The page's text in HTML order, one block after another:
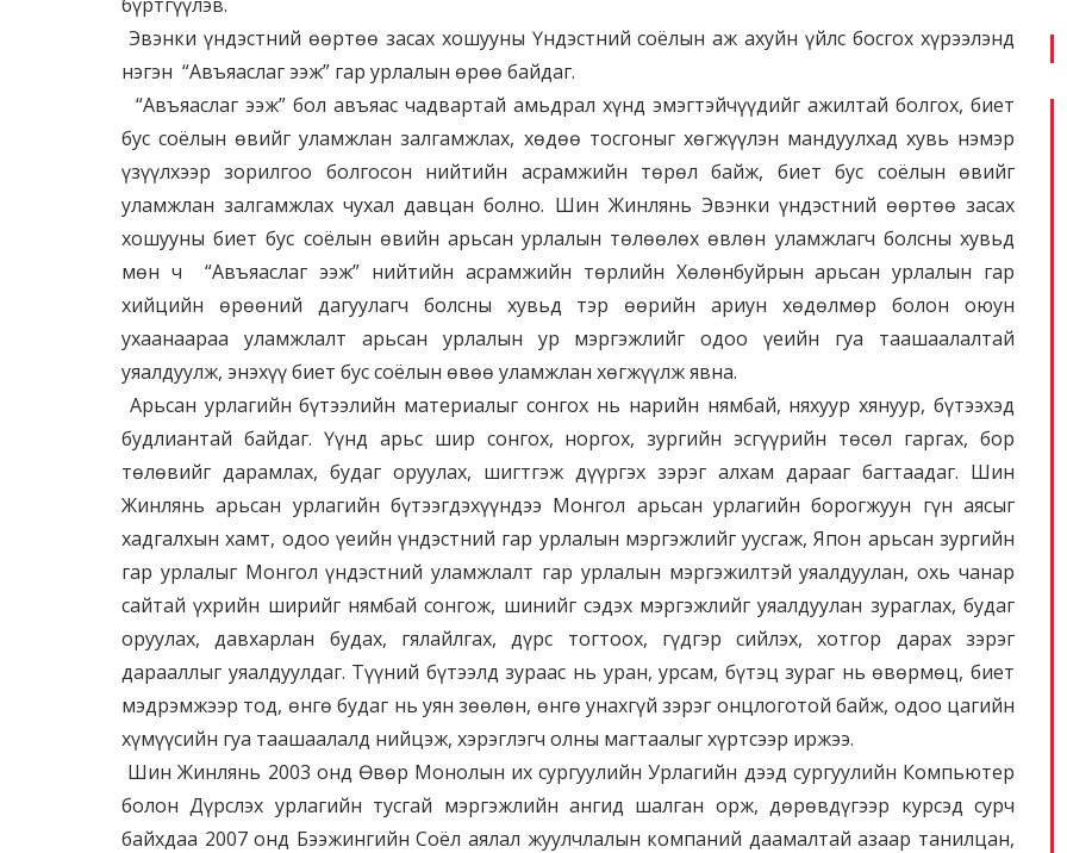
Эвэнки үндэстний өөртөө засах хошууны Үндэстний соёлын аж ахуйн үйлс босгох хүрээлэнд
нэгэн “Авъяаслаг ээж” гар урлалын өрөө байдаг.
“Авъяаслаг ээж” бол авъяас чадвартай амьдрал хүнд эмэгтэйчүүдийг ажилтай болгох, биет
бус соёлын өвийг уламжлан залгамжлах, хөдөө тосгоныг хөгжүүлэн мандуулхад хувь нэмэр
үзүүлхээр зорилгоо болгосон нийтийн асрамжийн төрөл байж, биет бус соёлын өвийг
уламжлан залгамжлах чухал давцан болно. Шин Жинлянь Эвэнки үндэстний өөртөө засах
хошууны биет бус соёлын өвийн арьсан урлалын төлөөлөх өвлөн уламжлагч болсны хувьд
мөн ч “Авъяаслаг ээж” нийтийн асрамжийн төрлийн Хөлөнбуйрын арьсан урлалын гар
хийцийн өрөөний дагуулагч болсны хувьд тэр өөрийн ариун хөдөлмөр болон оюун
ухаанаараа уламжлалт арьсан урлалын ур мэргэжлийг одоо үеийн гуа таашаалалтай
уяалдуулж, энэхүү биет бус соёлын өвөө уламжлан хөгжүүлж явна.
Арьсан урлагийн бүтээлийн материалыг сонгох нь нарийн нямбай, няхуур хянуур, бүтээхэд
будлиантай байдаг. Үүнд арьс шир сонгох, норгох, зургийн эсгүүрийн төсөл гаргах, бор
төлөвийг дарамлах, будаг оруулах, шигтгэж дүүргэх зэрэг алхам дарааг багтаадаг. Шин
Жинлянь арьсан урлагийн бүтээгдэхүүндээ Монгол арьсан урлагийн борогжуун гүн аясыг
хадгалхын хамт, одоо үеийн үндэстний гар урлалын мэргэжлийг уусгаж, Япон арьсан зургийн
гар урлалыг Монгол үндэстний уламжлалт гар урлалын мэргэжилтэй уяалдуулан, охь чанар
сайтай үхрийн ширийг нямбай сонгож, шинийг сэдэх мэргэжлийг уяалдуулан зураглах, будаг
оруулах, давхарлан будах, гялайлгах, дүрс тогтоох, гүдгэр сийлэх, хотгор дарах зэрэг
дарааллыг уяалдуулдаг. Түүний бүтээлд зураас нь уран, урсам, бүтэц зураг нь өвөрмөц, биет
мэдрэмжээр тод, өнгө будаг нь уян зөөлөн, өнгө унахгүй зэрэг онцлоготой байж, одоо цагийн
хүмүүсийн гуа таашаалалд нийцэж, хэрэглэгч олны магтаалыг хүртсээр иржээ.
Шин Жинлянь 2003 онд Өвөр Монолын их сургуулийн Урлагийн дээд сургуулийн Компьютер
болон Дүрслэх урлагийн тусгай мэргэжлийн ангид шалган орж, дөрөвдүгээр курсэд сурч
байхдаа 2007 онд Бээжингийн Соёл аялал жуулчлалын компаний даамалтай азаар танилцан,